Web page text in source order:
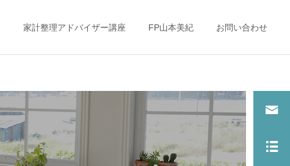
家計整理アドバイザー講座 FP山本美紀 お問い合わせ
子どもとお金（教育 子どもとお金（教育